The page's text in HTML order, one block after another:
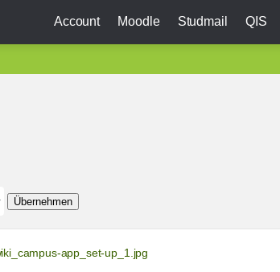
Account Moodle Studmail QIS
Übernehmen
app_set-up_1.jpg